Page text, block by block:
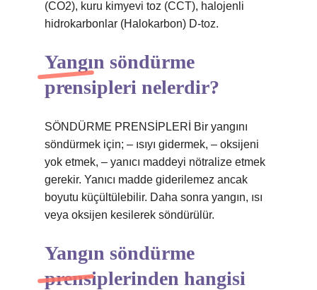
(CO2), kuru kimyevi toz (CCT), halojenli
hidrokarbonlar (Halokarbon) D-toz.
Yangın söndürme
prensipleri nelerdir?
SÖNDÜRME PRENSİPLERİ Bir yangını
söndürmek için; – ısıyı gidermek, – oksijeni
yok etmek, – yanıcı maddeyi nötralize etmek
gerekir. Yanıcı madde giderilemez ancak
boyutu küçültülebilir. Daha sonra yangın, ısı
veya oksijen kesilerek söndürülür.
Yangın söndürme
prensiplerinden hangisi